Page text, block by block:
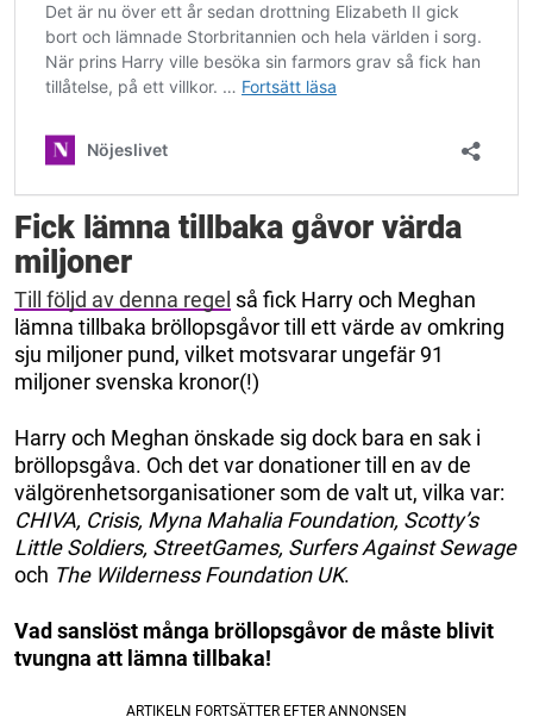
Fick lämna tillbaka gåvor värda
miljoner
Till följd av denna regel så fick Harry och Meghan
lämna tillbaka bröllopsgåvor till ett värde av omkring
sju miljoner pund, vilket motsvarar ungefär 91
miljoner svenska kronor(!)
Harry och Meghan önskade sig dock bara en sak i
bröllopsgåva. Och det var donationer till en av de
välgörenhetsorganisationer som de valt ut, vilka var:
CHIVA, Crisis, Myna Mahalia Foundation, Scotty’s
Little Soldiers, StreetGames, Surfers Against Sewage
och The Wilderness Foundation UK.
Vad sanslöst många bröllopsgåvor de måste blivit
tvungna att lämna tillbaka!